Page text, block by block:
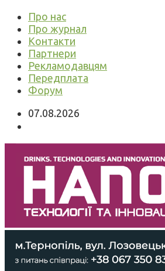
Про нас
Про журнал
Контакти
Партнери
Рекламодавцям
Передплата
Форум
07.08.2026